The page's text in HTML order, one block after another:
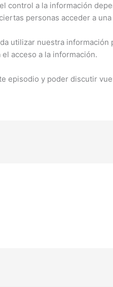
control a la información
personas acceder a
utilizar nuestra información
acceso a la información.
episodio y poder discutir